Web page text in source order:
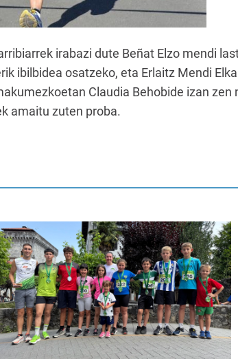
irabazi dute Beñat Elzo mendi
ibilbidea osatzeko, eta Erlaitz Mendi
Claudia Behobide izan
amaitu zuten proba.